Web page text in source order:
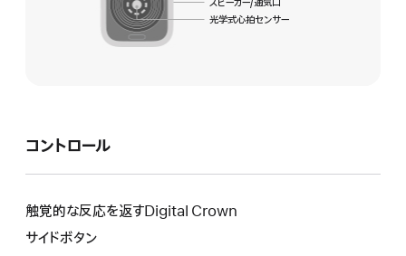
スピーカー/通気口
光学式心拍センサー
コントロール
触覚的な反応を返すDigital Crown
サイドボタン